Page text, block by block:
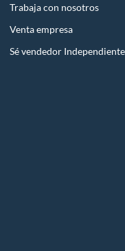
Trabaja con nosotros
Venta empresa
Sé vendedor